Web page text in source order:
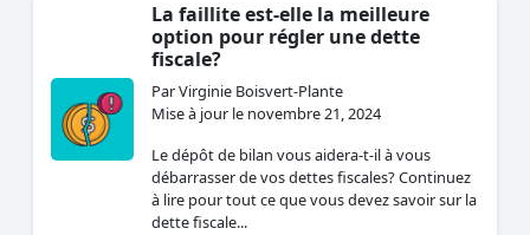
La faillite est-elle la meilleure
option pour régler une dette
fiscale?
Par Virginie Boisvert-Plante
Mise à jour le novembre 21, 2024
Le dépôt de bilan vous aidera-t-il à vous
débarrasser de vos dettes fiscales? Continuez
à lire pour tout ce que vous devez savoir sur la
dette fiscale...